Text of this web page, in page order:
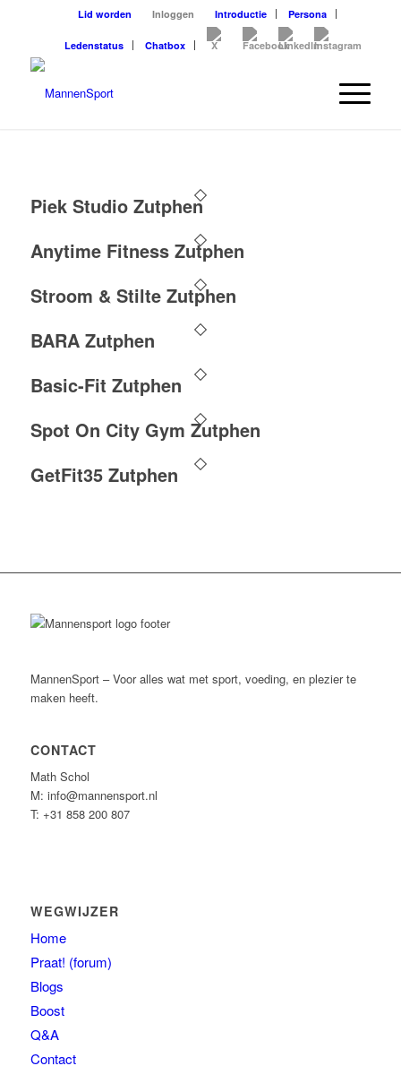
Lid worden Inloggen Introductie Persona
Ledenstatus Chatbox
Piek Studio Zutphen
Anytime Fitness Zutphen
Stroom & Stilte Zutphen
BARA Zutphen
Basic-Fit Zutphen
Spot On City Gym Zutphen
GetFit35 Zutphen
MannenSport – Voor alles wat met sport, voeding, en plezier te
maken heeft.
CONTACT
Math Schol
M: info@mannensport.nl
T: +31 858 200 807
WEGWIJZER
Home
Praat! (forum)
Blogs
Boost
Q&A
Contact